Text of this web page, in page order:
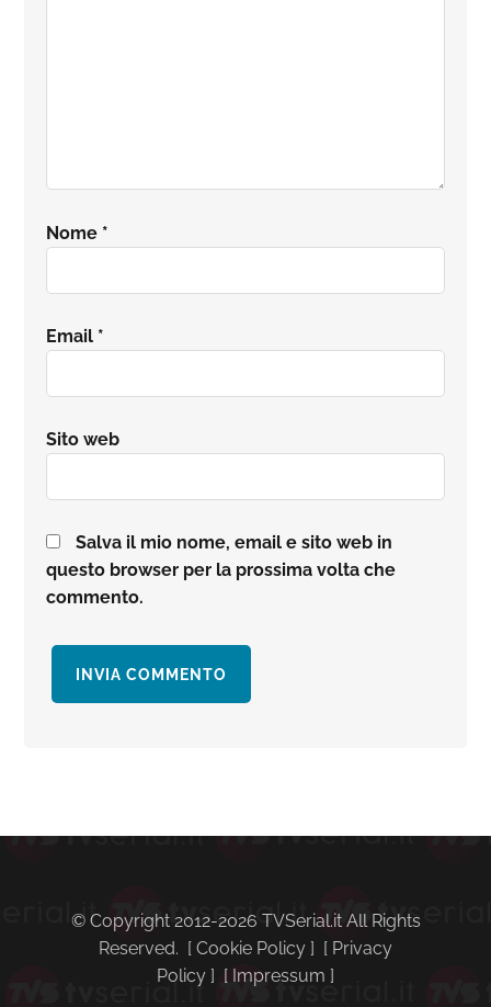
Nome *
Email *
Sito web
Salva il mio nome, email e sito web in
questo browser per la prossima volta che
commento.
primaria
© Copyright 2012-2026 TVSerial.it All Rights
Reserved. [ Cookie Policy ] [ Privacy
Policy ] [ Impressum ]